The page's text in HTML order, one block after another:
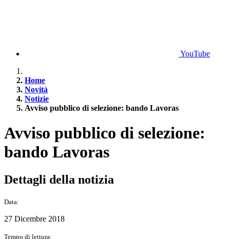
YouTube
Home
Novità
Notizie
Avviso pubblico di selezione: bando Lavoras
Avviso pubblico di selezione:
bando Lavoras
Dettagli della notizia
Data:
27 Dicembre 2018
Tempo di lettura: